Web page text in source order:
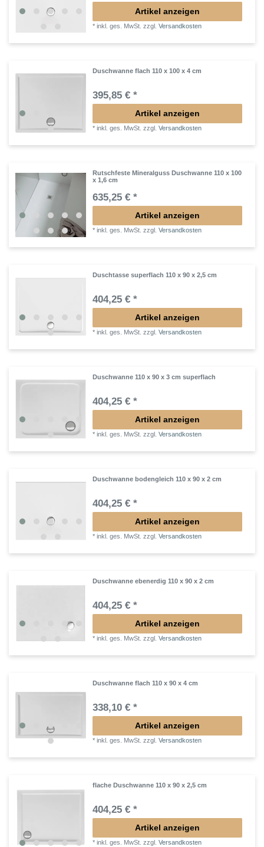
Artikel anzeigen
*inkl. ges. MwSt. zzgl.Versandkosten
Duschwanne flach 110 x 100 x 4 cm
395,85 € *
Artikel anzeigen
*inkl. ges. MwSt. zzgl.Versandkosten
Rutschfeste Mineralguss Duschwanne 110 x 100
x 1,6 cm
635,25 € *
Artikel anzeigen
*inkl. ges. MwSt. zzgl.Versandkosten
Duschtasse superflach 110 x 90 x 2,5 cm
404,25 € *
Artikel anzeigen
*inkl. ges. MwSt. zzgl.Versandkosten
Duschwanne 110 x 90 x 3 cm superflach
404,25 € *
Artikel anzeigen
*inkl. ges. MwSt. zzgl.Versandkosten
Duschwanne bodengleich 110 x 90 x 2 cm
404,25 € *
Artikel anzeigen
*inkl. ges. MwSt. zzgl.Versandkosten
Duschwanne ebenerdig 110 x 90 x 2 cm
404,25 € *
Artikel anzeigen
*inkl. ges. MwSt. zzgl.Versandkosten
Duschwanne flach 110 x 90 x 4 cm
338,10 € *
Artikel anzeigen
*inkl. ges. MwSt. zzgl.Versandkosten
flache Duschwanne 110 x 90 x 2,5 cm
404,25 € *
Artikel anzeigen
*inkl. ges. MwSt. zzgl.Versandkosten